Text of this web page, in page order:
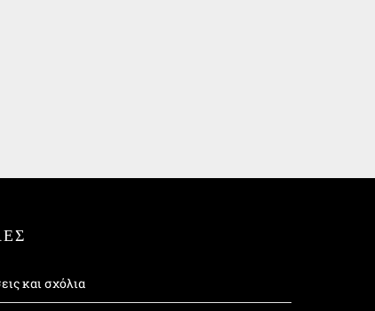
και σχόλια